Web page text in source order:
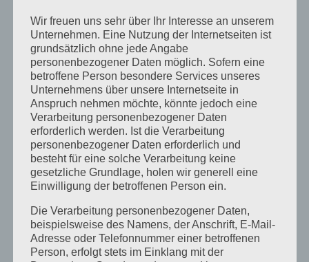
Mit einem kühlen Kopf lernt es sich
besser
Heilpraktiker für Psychotherapie –
Prüfung bis auf weiteres nach dem
ICD10
20 Jahre Heilpraktikerschule
Landsberg
Schriftliche Prüfung vor dem
Heilpraktiker für Psychotherapie
Neu: Dunkelfeld Diagnostik –
Wir freuen uns sehr über Ihr Interesse an unserem
Unternehmen. Eine Nutzung der Internetseiten ist
grundsätzlich ohne jede Angabe
personenbezogener Daten möglich. Sofern eine
betroffene Person besondere Services unseres
Unternehmens über unsere Internetseite in
Anspruch nehmen möchte, könnte jedoch eine
Verarbeitung personenbezogener Daten
erforderlich werden. Ist die Verarbeitung
personenbezogener Daten erforderlich und
besteht für eine solche Verarbeitung keine
gesetzliche Grundlage, holen wir generell eine
Einwilligung der betroffenen Person ein.
Die Verarbeitung personenbezogener Daten,
beispielsweise des Namens, der Anschrift, E-Mail-
Adresse oder Telefonnummer einer betroffenen
Person, erfolgt stets im Einklang mit der